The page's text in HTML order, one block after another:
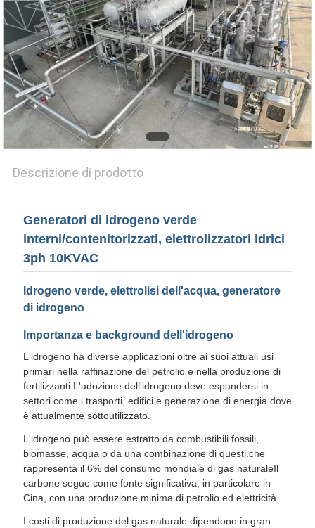
INFORMATIVA
SULLA
PRIVACY
Descrizione di prodotto
Generatori di idrogeno verde
interni/contenitorizzati, elettrolizzatori idrici
3ph 10KVAC
Idrogeno verde, elettrolisi dell'acqua, generatore
di idrogeno
Importanza e background dell'idrogeno
L'idrogeno ha diverse applicazioni oltre ai suoi attuali usi
primari nella raffinazione del petrolio e nella produzione di
fertilizzanti.L'adozione dell'idrogeno deve espandersi in
settori come i trasporti, edifici e generazione di energia dove
è attualmente sottoutilizzato.
L'idrogeno può essere estratto da combustibili fossili,
biomasse, acqua o da una combinazione di questi.che
rappresenta il 6% del consumo mondiale di gas naturaleIl
carbone segue come fonte significativa, in particolare in
Cina, con una produzione minima di petrolio ed elettricità.
I costi di produzione del gas naturale dipendono in gran